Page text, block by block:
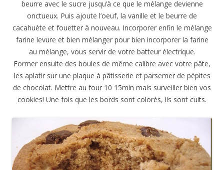
beurre avec le sucre jusqu’à ce que le mélange devienne
onctueux. Puis ajoute l’oeuf, la vanille et le beurre de
cacahuète et fouetter à nouveau. Incorporer enfin le mélange
farine levure et bien mélanger pour bien incorporer la farine
au mélange, vous servir de votre batteur électrique.
Former ensuite des boules de même calibre avec votre pâte,
les aplatir sur une plaque à pâtisserie et parsemer de pépites
de chocolat. Mettre au four 10 15min mais surveiller bien vos
cookies! Une fois que les bords sont colorés, ils sont cuits.